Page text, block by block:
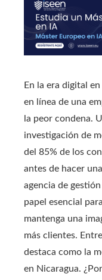
En la era digital
en línea de una
la peor condena.
investigación de
del 85% de los
antes de hacer
agencia de
papel esencial
mantenga una
más clientes.
destaca como la
en Nicaragua.